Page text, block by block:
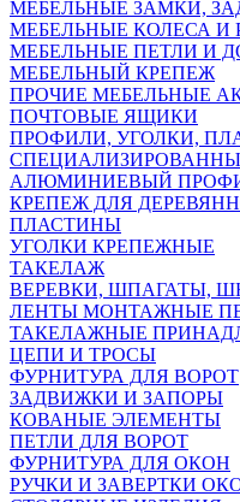
МЕБЕЛЬНЫЕ ЗАМКИ,
МЕБЕЛЬНЫЕ КОЛЕСА И
МЕБЕЛЬНЫЕ ПЕТЛИ И
МЕБЕЛЬНЫЙ КРЕПЕЖ
ПРОЧИЕ МЕБЕЛЬНЫЕ
ПОЧТОВЫЕ ЯЩИКИ
ПРОФИЛИ, УГОЛКИ,
АЛЮМИНИЕВЫЙ
КРЕПЕЖ ДЛЯ
ПЛАСТИНЫ
УГОЛКИ КРЕПЕЖНЫЕ
ТАКЕЛАЖ
ВЕРЕВКИ, ШПАГАТЫ,
ЛЕНТЫ МОНТАЖНЫЕ
ТАКЕЛАЖНЫЕ
ЦЕПИ И ТРОСЫ
ФУРНИТУРА ДЛЯ ВОРОТ
ЗАДВИЖКИ И ЗАПОРЫ
КОВАНЫЕ ЭЛЕМЕНТЫ
ПЕТЛИ ДЛЯ ВОРОТ
ФУРНИТУРА ДЛЯ ОКОН
РУЧКИ И ЗАВЕРТКИ